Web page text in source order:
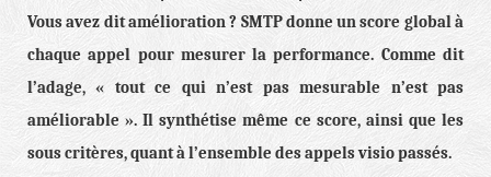
Vous avez dit amélioration ? SMTP donne un score global à
chaque appel pour mesurer la performance. Comme dit
l’adage, « tout ce qui n’est pas mesurable n’est pas
améliorable ». Il synthétise même ce score, ainsi que les
sous critères, quant à l’ensemble des appels visio passés.